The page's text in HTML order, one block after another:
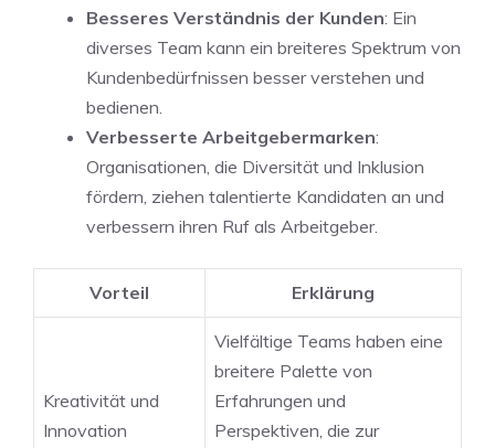
Besseres Verständnis der Kunden: Ein
diverses Team kann ein breiteres Spektrum von
Kundenbedürfnissen besser⁣ verstehen und
bedienen.
Verbesserte Arbeitgebermarken:
Organisationen, die Diversität und Inklusion
fördern, ziehen talentierte Kandidaten an und
‌verbessern‍ ihren Ruf als Arbeitgeber.
Vorteil Erklärung
Kreativität und
Innovation
Vielfältige Teams haben eine‌
breitere Palette von
Erfahrungen und
Perspektiven, die zur‌